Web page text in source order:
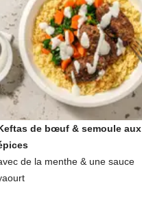
de bœuf & semoule aux
de la menthe & une sauce